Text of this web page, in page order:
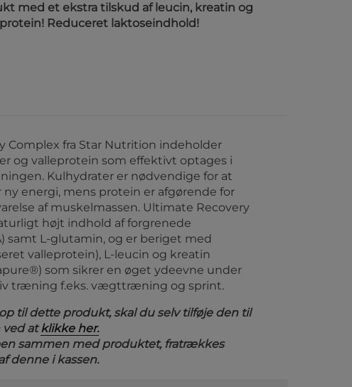
med et ekstra tilskud af leucin, kreatin og
Reduceret laktoseindhold!
Complex fra Star Nutrition indeholder
og valleprotein som effektivt optages i
Kulhydrater er nødvendige for at
energi, mens protein er afgørende for
af muskelmassen. Ultimate Recovery
højt indhold af forgrenede
samt L-glutamin, og er beriget med
valleprotein), L-leucin og kreatin
som sikrer en øget ydeevne under
træning f.eks. vægttræning og sprint.
til dette produkt, skal du selv tilføje den til
ved atklikke her.
sammen med produktet, fratrækkes
denne i kassen.